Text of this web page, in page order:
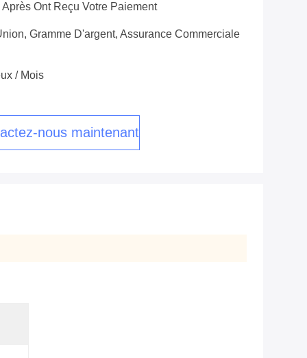
Ont Reçu Votre Paiement
Gramme D'argent, Assurance Commerciale
/ Mois
nous maintenant